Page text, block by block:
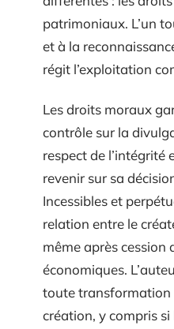
patrimoniaux. L’un
et à la
régit l’exploitation
Les droits moraux
contrôle sur la
respect de l’intégrité
revenir sur sa
Incessibles et
relation entre le
même après cession
économiques.
toute transformation
création, y compris